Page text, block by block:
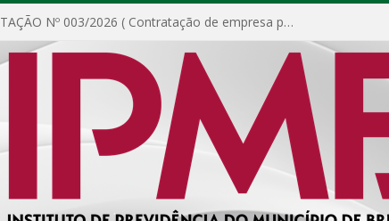
DISPENSA DE LICITAÇÃO Nº 003/2026 ( Contratação de empresa para fornecimento de gêneros alimentícios não perecíveis, materiais de expediente, descartáveis, copa e cozinha, para análise e posterior publicação.)